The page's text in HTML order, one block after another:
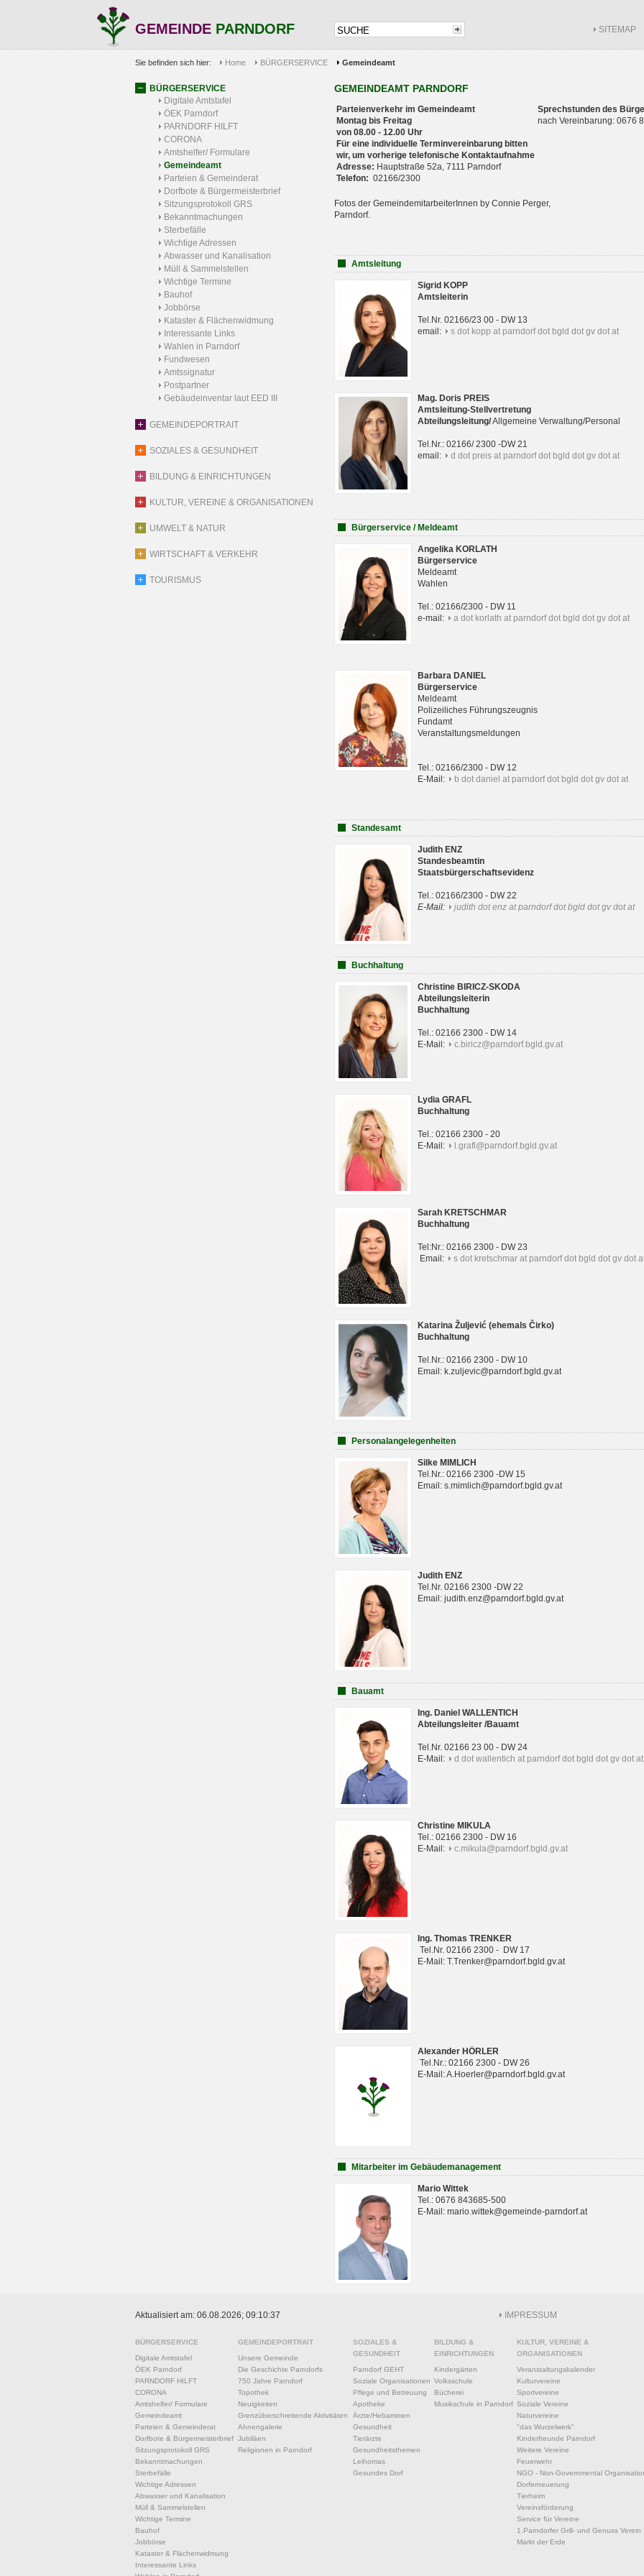
GEMEINDE PARNDORF SITEMAP
Sie befinden sich hier: Home BÜRGERSERVICE Gemeindeamt
BÜRGERSERVICE
Digitale Amtstafel
ÖEK Parndorf
PARNDORF HILFT
CORONA
Amtshelfer/ Formulare
Gemeindeamt
Parteien & Gemeinderat
Dorfbote & Bürgermeisterbrief
Sitzungsprotokoll GRS
Bekanntmachungen
Sterbefälle
Wichtige Adressen
Abwasser und Kanalisation
Müll & Sammelstellen
Wichtige Termine
Bauhof
Jobbörse
Kataster & Flächenwidmung
Interessante Links
Wahlen in Parndorf
Fundwesen
Amtssignatur
Postpartner
Gebäudeinventar laut EED III
GEMEINDEPORTRAIT
SOZIALES & GESUNDHEIT
BILDUNG & EINRICHTUNGEN
KULTUR, VEREINE & ORGANISATIONEN
UMWELT & NATUR
WIRTSCHAFT & VERKEHR
TOURISMUS
GEMEINDEAMT PARNDORF
Parteienverkehr im Gemeindeamt
Montag bis Freitag
von 08.00 - 12.00 Uhr
Für eine individuelle Terminvereinbarung bitten
wir, um vorherige telefonische Kontaktaufnahme
Adresse: Hauptstraße 52a, 7111 Parndorf
Telefon: 02166/2300
Sprechstunden des
nach Vereinbarung: 0676
Fotos der GemeindemitarbeiterInnen by Connie Perger,
Parndorf.
Amtsleitung
Sigrid KOPP
Amtsleiterin
Tel.Nr. 02166/23 00 - DW 13
email:
s dot kopp at parndorf dot bgld dot gv dot at
Mag. Doris PREIS
Amtsleitung-Stellvertretung
Abteilungsleitung/Allgemeine Verwaltung/Personal
Tel.Nr.: 02166/ 2300 -DW 21
email:
d dot preis at parndorf dot bgld dot gv dot at
Bürgerservice / Meldeamt
Angelika KORLATH
Bürgerservice
Meldeamt
Wahlen
Tel.: 02166/2300 - DW 11
e-mail:
a dot korlath at parndorf dot bgld dot gv dot at
Barbara DANIEL
Bürgerservice
Meldeamt
Polizeiliches Führungszeugnis
Fundamt
Veranstaltungsmeldungen
Tel.: 02166/2300 - DW 12
E-Mail:
b dot daniel at parndorf dot bgld dot gv dot at
Standesamt
Judith ENZ
Standesbeamtin
Staatsbürgerschaftsevidenz
Tel.: 02166/2300 - DW 22
E-Mail:
judith dot enz at parndorf dot bgld dot gv dot at
Buchhaltung
Christine BIRICZ-SKODA
Abteilungsleiterin
Buchhaltung
Tel.: 02166 2300 - DW 14
E-Mail:
c.biricz@parndorf.bgld.gv.at
Lydia GRAFL
Buchhaltung
Tel.: 02166 2300 - 20
E-Mail:
l.grafl@parndorf.bgld.gv.at
Sarah KRETSCHMAR
Buchhaltung
Tel:Nr.: 02166 2300 - DW 23
Email:
s dot kretschmar at parndorf dot bgld dot gv dot
Katarina Žuljević (ehemals Čirko)
Buchhaltung
Tel.Nr.: 02166 2300 - DW 10
Email: k.zuljevic@parndorf.bgld.gv.at
Personalangelegenheiten
Silke MIMLICH
Tel.Nr.: 02166 2300 -DW 15
Email: s.mimlich@parndorf.bgld.gv.at
Judith ENZ
Tel.Nr. 02166 2300 -DW 22
Email: judith.enz@parndorf.bgld.gv.at
Bauamt
Ing. Daniel WALLENTICH
Abteilungsleiter /Bauamt
Tel.Nr. 02166 23 00 - DW 24
E-Mail:
d dot wallentich at parndorf dot bgld dot gv dot at
Christine MIKULA
Tel.: 02166 2300 - DW 16
E-Mail:
c.mikula@parndorf.bgld.gv.at
Ing. Thomas TRENKER
Tel.Nr. 02166 2300 - DW 17
E-Mail: T.Trenker@parndorf.bgld.gv.at
Alexander HÖRLER
Tel.Nr.: 02166 2300 - DW 26
E-Mail: A.Hoerler@parndorf.bgld.gv.at
Mitarbeiter im Gebäudemanagement
Mario Wittek
Tel.: 0676 843685-500
E-Mail: mario.wittek@gemeinde-parndorf.at
Aktualisiert am: 06.08.2026; 09:10:37 IMPRESSUM
BÜRGERSERVICE
Digitale Amtstafel
ÖEK Parndorf
PARNDORF HILFT
CORONA
Amtshelfer/ Formulare
Gemeindeamt
Parteien & Gemeinderat
Dorfbote & Bürgermeisterbrief
Sitzungsprotokoll GRS
Bekanntmachungen
Sterbefälle
Wichtige Adressen
Abwasser und Kanalisation
Müll & Sammelstellen
Wichtige Termine
Bauhof
Jobbörse
Kataster & Flächenwidmung
Interessante Links
GEMEINDEPORTRAIT
Unsere Gemeinde
Die Geschichte Parndorfs
750 Jahre Parndorf
Topothek
Neuigkeiten
Grenzüberschreitende Aktivitäten
Ahnengalerie
Jubiläen
Religionen in Parndorf
SOZIALES &
GESUNDHEIT
Parndorf GEHT
Soziale Organisationen
Pflege und Betreuung
Apotheke
Ärzte/Hebammen
Gesundheit
Tierärzte
Gesundheitsthemen
Leihomas
Gesundes Dorf
BILDUNG &
EINRICHTUNGEN
Kindergärten
Volksschule
Bücherei
Musikschule in Parndorf
KULTUR, VEREINE &
ORGANISATIONEN
Veranstaltungskalender
Kulturvereine
Sportvereine
Soziale Vereine
Naturvereine
"das Wurzelwerk"
Kinderfreunde Parndorf
Weitere Vereine
Feuerwehr
NGO - Non-Governmental
Dorferneuerung
Tierheim
Vereinsförderung
Service für Vereine
1.Parndorfer Grill- und Genuss Verein
Markt der Erde